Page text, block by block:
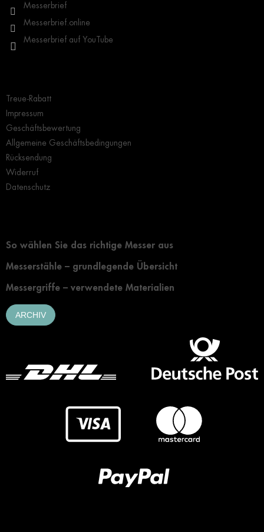
Messerbrief
Messerbrief.online
Messerbrief auf YouTube
Treue-Rabatt
Impressum
Geschäftsbewertung
Allgemeine Geschäftsbedingungen
Rücksendung
Widerruf
Datenschutz
So wählen Sie das richtige Messer aus
Messerstähle – grundlegende Übersicht
Messergriffe – verwendete Materialien
ARCHIV